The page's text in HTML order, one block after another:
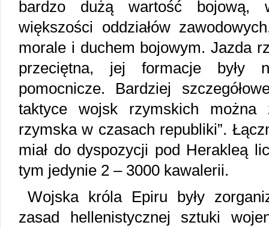
bardzo dużą wartość bojową,
większości oddziałów
morale i duchem bojowym. Jazda
przeciętna, jej formacje były
pomocnicze. Bardziej
taktyce wojsk rzymskich można
rzymska w czasach republiki”.
miał do dyspozycji pod Herakleą
tym jedynie 2 – 3000 kawalerii.
Wojska króla Epiru były
zasad hellenistycznej sztuki